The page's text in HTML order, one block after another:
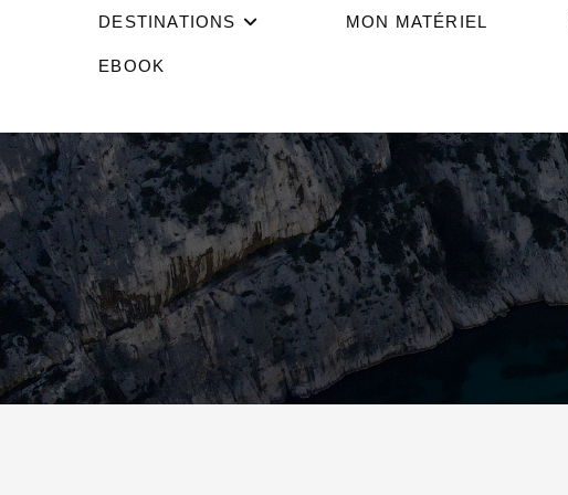
DESTINATIONS MON MATÉRIEL
EBOOK